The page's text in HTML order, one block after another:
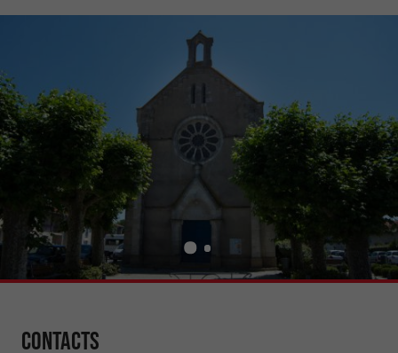
Contacts